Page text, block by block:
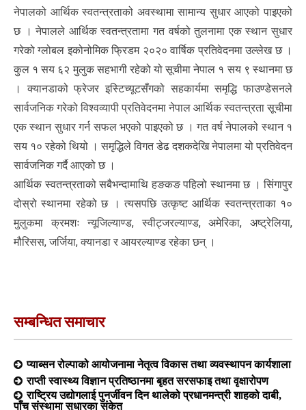
नेपालको आर्थिक स्वतन्त्रताको अवस्थामा सामान्य सुधार आएको पाइएको
छ । नेपालले आर्थिक स्वतन्त्रतामा गत वर्षको तुलनामा एक स्थान सुधार
गरेको ग्लोबल इकोनोमिक फ्रिडम २०२० वार्षिक प्रतिवेदनमा उल्लेख छ ।
कुल १ सय ६२ मुलुक सहभागी रहेको यो सूचीमा नेपाल १ सय ९ स्थानमा छ
। क्यानडाको फ्रेजर इस्टिच्यूटसँगको सहकार्यमा समृद्धि फाउण्डेसनले
सार्वजनिक गरेको विश्वव्यापी प्रतिवेदनमा नेपाल आर्थिक स्वतन्त्रता सूचीमा
एक स्थान सुधार गर्न सफल भएको पाइएको छ । गत वर्ष नेपालको स्थान १
सय १० रहेको थियो । समृद्धिले विगत डेढ दशकदेखि नेपालमा यो प्रतिवेदन
सार्वजनिक गर्दै आएको छ ।
आर्थिक स्वतन्त्रताको सबैभन्दामाथि हङकङ पहिलो स्थानमा छ । सिंगापुर
दोस्रो स्थानमा रहेको छ । त्यसपछि उत्कृष्ट आर्थिक स्वतन्त्रताका १०
मुलुकमा क्रमशः न्यूजिल्याण्ड, स्वीट्जरल्याण्ड, अमेरिका, अष्ट्रेलिया,
मौरिसस, जर्जिया, क्यानडा र आयरल्याण्ड रहेका छन् ।
सम्बन्धित समाचार
प्याब्सन रोल्पाको आयोजनामा नेतृत्व विकास तथा व्यवस्थापन कार्यशाला
राप्ती स्वास्थ्य विज्ञान प्रतिष्ठानमा बृहत सरसफाइ तथा वृक्षारोपण
राष्ट्रिय उद्योगलाई पुनर्जीवन दिन थालेको प्रधानमन्त्री शाहको दाबी,
पाँच संस्थामा सुधारका संकेत